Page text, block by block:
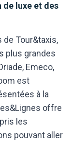
de luxe et des
de Tour&taxis,
plus grandes
Emeco,
est
à la
offre
les
pouvant aller